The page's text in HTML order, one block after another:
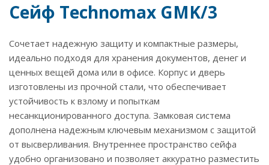
Сейф Technomax GMK/3
Сочетает надежную защиту и компактные размеры,
идеально подходя для хранения документов, денег и
ценных вещей дома или в офисе. Корпус и дверь
изготовлены из прочной стали, что обеспечивает
устойчивость к взлому и попыткам
несанкционированного доступа. Замковая система
дополнена надежным ключевым механизмом с защитой
от высверливания. Внутреннее пространство сейфа
удобно организовано и позволяет аккуратно разместить